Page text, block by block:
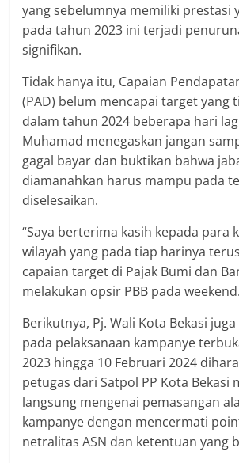
yang sebelumnya memiliki prestasi
pada tahun 2023 ini terjadi
signifikan.
Tidak hanya itu, Capaian
(PAD) belum mencapai target yang
dalam tahun 2024 beberapa hari
Muhamad menegaskan jangan
gagal bayar dan buktikan bahwa
diamanahkan harus mampu pada
diselesaikan.
“Saya berterima kasih kepada para
wilayah yang pada tiap harinya
capaian target di Pajak Bumi dan
melakukan opsir PBB pada
Berikutnya, Pj. Wali Kota Bekasi
pada pelaksanaan kampanye
2023 hingga 10 Februari 2024
petugas dari Satpol PP Kota Bekasi
langsung mengenai pemasangan
kampanye dengan mencermati
netralitas ASN dan ketentuan yang